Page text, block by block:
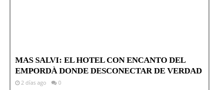
MAS SALVI: EL HOTEL CON ENCANTO DEL
EMPORDÀ DONDE DESCONECTAR DE VERDAD
2 días ago 0